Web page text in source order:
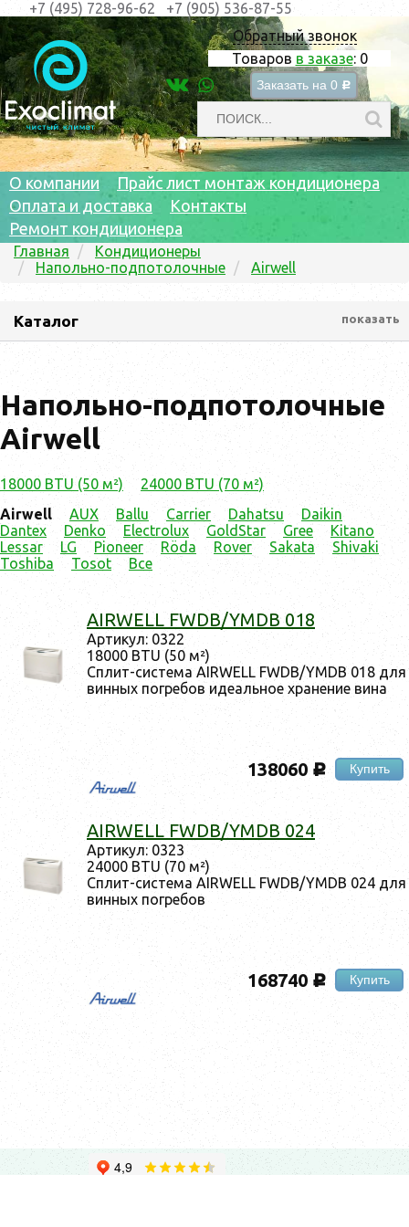
Обратный звонок
Товаров в заказе: 0
Заказать на 0 c
+7 (495) 728-96-62 +7 (905) 536-87-55
О компании
Прайс лист монтаж кондиционера
Оплата и доставка
Контакты
Ремонт кондиционера
Главная
Кондиционеры
Напольно-подпотолочные
Airwell
Каталог показать
Напольно-подпотолочные
Airwell
18000 BTU (50 м²)
24000 BTU (70 м²)
Airwell
AUX Ballu Carrier Dahatsu
Daikin
Dantex
Denko Electrolux GoldStar Gree
Kitano
Lessar
LG Pioneer Röda Rover Sakata
Shivaki
Toshiba
Tosot Все
AIRWELL FWDB/YMDB 018
Ар­ти­кул: 0322
18000 BTU (50 м²)
Сплит-сис­те­ма AIRWELL FWDB/YMDB 018 для
вин­ных пог­ре­бов иде­аль­ное хра­нение ви­на
138060 c Купить
AIRWELL FWDB/YMDB 024
Ар­ти­кул: 0323
24000 BTU (70 м²)
Сплит-сис­те­ма AIRWELL FWDB/YMDB 024 для
вин­ных пог­ре­бов
168740 c Купить